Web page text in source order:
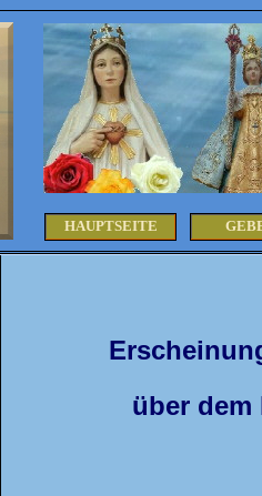
HAUPTSEITE
über dem